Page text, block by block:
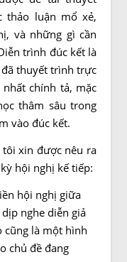
luận mổ xẻ,
và những gì cần
trình đúc kết là
thuyết trình trực
chính tả, mặc
thâm sâu trong
vào đúc kết.
tôi xin được nêu ra
hội nghị kế tiếp:
hội nghị giữa
nghe diễn giả
cũng là một hình
chủ đề đang